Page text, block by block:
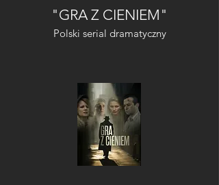
"GRA Z CIENIEM"
Polski serial dramatyczny